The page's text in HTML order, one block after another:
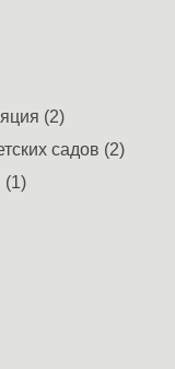
(2)
садов (2)
(1)